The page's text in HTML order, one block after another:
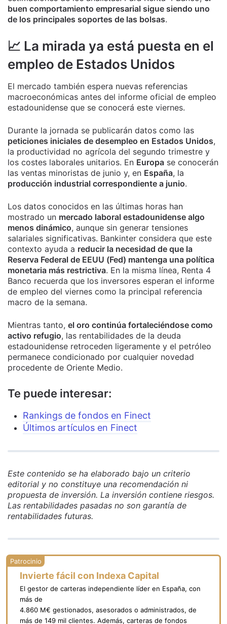
buen comportamiento empresarial sigue siendo uno
de los principales soportes de las bolsas.
📈 La mirada ya está puesta en el
empleo de Estados Unidos
El mercado también espera nuevas referencias
macroeconómicas antes del informe oficial de empleo
estadounidense que se conocerá este viernes.
Durante la jornada se publicarán datos como las
peticiones iniciales de desempleo en Estados Unidos,
la productividad no agrícola del segundo trimestre y
los costes laborales unitarios. En Europa se conocerán
las ventas minoristas de junio y, en España, la
producción industrial correspondiente a junio.
Los datos conocidos en las últimas horas han
mostrado un mercado laboral estadounidense algo
menos dinámico, aunque sin generar tensiones
salariales significativas. Bankinter considera que este
contexto ayuda a reducir la necesidad de que la
Reserva Federal de EEUU (Fed) mantenga una política
monetaria más restrictiva. En la misma línea, Renta 4
Banco recuerda que los inversores esperan el informe
de empleo del viernes como la principal referencia
macro de la semana.
Mientras tanto, el oro continúa fortaleciéndose como
activo refugio, las rentabilidades de la deuda
estadounidense retroceden ligeramente y el petróleo
permanece condicionado por cualquier novedad
procedente de Oriente Medio.
Te puede interesar:
Rankings de fondos en Finect
Últimos artículos en Finect
Este contenido se ha elaborado bajo un criterio
editorial y no constituye una recomendación ni
propuesta de inversión. La inversión contiene riesgos.
Las rentabilidades pasadas no son garantía de
rentabilidades futuras.
Invierte fácil con Indexa Capital
El gestor de carteras independiente líder en España, con
más de
4.860 M€ gestionados, asesorados o administrados, de
más de 149 mil clientes. Además, carteras de fondos